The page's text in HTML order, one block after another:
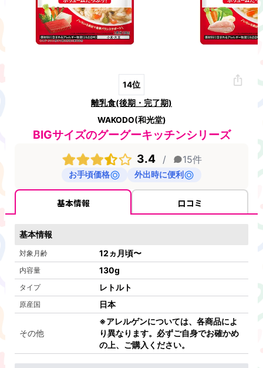
14位
離乳食(後期・完了期)
WAKODO(和光堂)
BIGサイズのグーグーキッチンシリーズ
3.4
/ 15件
お手頃価格 外出時に便利
基本情報 口コミ
基本情報
対象月齢 12ヵ月頃〜
内容量 130g
タイプ レトルト
原産国 日本
その他
※アレルゲンについては、各商品によ
り異なります。必ずご自身でお確かめ
の上、ご購入ください。